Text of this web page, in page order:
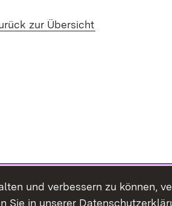
zur Übersicht
und verbessern zu können,
Sie in unserer